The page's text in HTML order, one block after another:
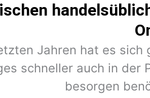
Jahren hat es
schneller auch in der
besorgen